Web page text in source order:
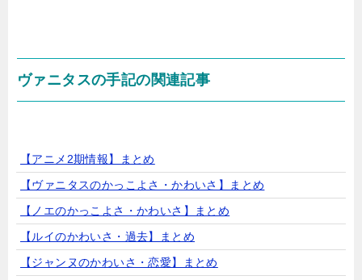
ヴァニタスの手記の関連記事
【アニメ2期情報】まとめ
【ヴァニタスのかっこよさ・かわいさ】まとめ
【ノエのかっこよさ・かわいさ】まとめ
【ルイのかわいさ・過去】まとめ
【ジャンヌのかわいさ・恋愛】まとめ